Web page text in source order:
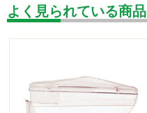
よく見られている商品